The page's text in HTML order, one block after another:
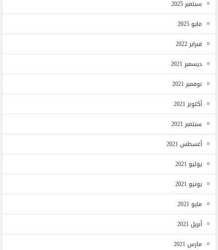
سبتمبر 2025
مايو 2025
فبراير 2022
ديسمبر 2021
نوفمبر 2021
أكتوبر 2021
سبتمبر 2021
أغسطس 2021
يوليو 2021
يونيو 2021
مايو 2021
أبريل 2021
مارس 2021